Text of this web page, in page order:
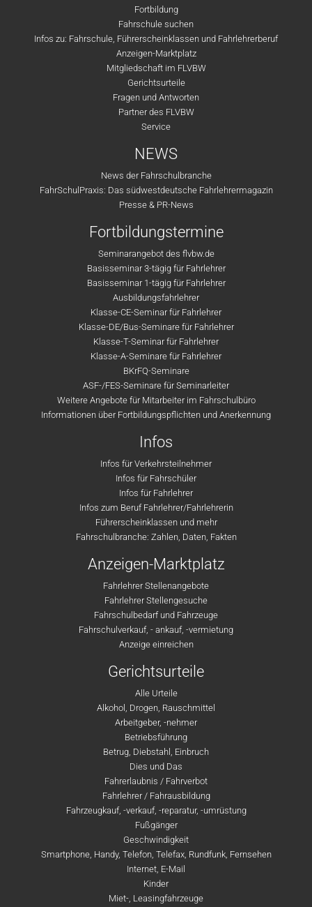
Fortbildung
Fahrschule suchen
Infos zu: Fahrschule, Führerscheinklassen und Fahrlehrerberuf
Anzeigen-Marktplatz
Mitgliedschaft im FLVBW
Gerichtsurteile
Fragen und Antworten
Partner des FLVBW
Service
NEWS
News der Fahrschulbranche
FahrSchulPraxis: Das südwestdeutsche Fahrlehrermagazin
Presse & PR-News
Fortbildungstermine
Seminarangebot des flvbw.de
Basisseminar 3-tägig für Fahrlehrer
Basisseminar 1-tägig für Fahrlehrer
Ausbildungsfahrlehrer
Klasse-CE-Seminar für Fahrlehrer
Klasse-DE/Bus-Seminare für Fahrlehrer
Klasse-T-Seminar für Fahrlehrer
Klasse-A-Seminare für Fahrlehrer
BKrFQ-Seminare
ASF-/FES-Seminare für Seminarleiter
Weitere Angebote für Mitarbeiter im Fahrschulbüro
Informationen über Fortbildungspflichten und Anerkennung
Infos
Infos für Verkehrsteilnehmer
Infos für Fahrschüler
Infos für Fahrlehrer
Infos zum Beruf Fahrlehrer/Fahrlehrerin
Führerscheinklassen und mehr
Fahrschulbranche: Zahlen, Daten, Fakten
Anzeigen-Marktplatz
Fahrlehrer Stellenangebote
Fahrlehrer Stellengesuche
Fahrschulbedarf und Fahrzeuge
Fahrschulverkauf, - ankauf, -vermietung
Anzeige einreichen
Gerichtsurteile
Alle Urteile
Alkohol, Drogen, Rauschmittel
Arbeitgeber, -nehmer
Betriebsführung
Betrug, Diebstahl, Einbruch
Dies und Das
Fahrerlaubnis / Fahrverbot
Fahrlehrer / Fahrausbildung
Fahrzeugkauf, -verkauf, -reparatur, -umrüstung
Fußgänger
Geschwindigkeit
Smartphone, Handy, Telefon, Telefax, Rundfunk, Fernsehen
Internet, E-Mail
Kinder
Miet-, Leasingfahrzeuge